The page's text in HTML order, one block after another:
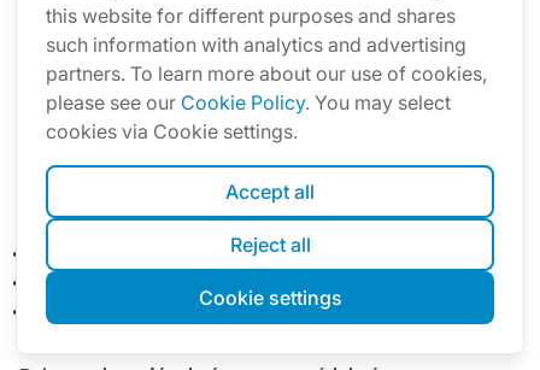
Baja por respuesta de emergencia
Si un empleado se encuentra en una situación en la que
puede actuar como "servicio de primera respuesta", el
empleador debe proporcionar un permiso de ausencia
segúnla sección 24/28de la ley ejecutiva.
Seguridad Nacional y Preparación para Emergencias
lo general, se aplican a las personas empleadas como:
Personal médico y técnicos,
Bomberos, y
Los agentes de la policía.
this website for different purposes and shares
such information with analytics and advertising
partners. To learn more about our use of cookies,
please see our Cookie Policy. You may select
cookies via Cookie settings.
Accept all
Reject all
Cookie settings